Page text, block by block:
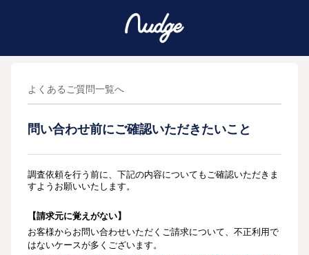
よくあるご質問一覧へ
問い合わせ前にご確認いただきたいこと
調査依頼を行う前に、下記の内容についてもご確認いただきま
すようお願いいたします。
【請求元に覚えがない】
お客様からお問い合わせいただくご請求について、不正利用で
はないケースが多く ございます。